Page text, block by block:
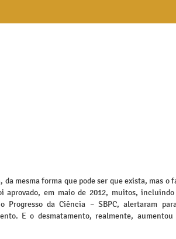
mesma forma que pode ser que exista, mas o
aprovado, em maio de 2012, muitos,
Progresso da Ciência – SBPC, alertaram
E o desmatamento, realmente, aumentou